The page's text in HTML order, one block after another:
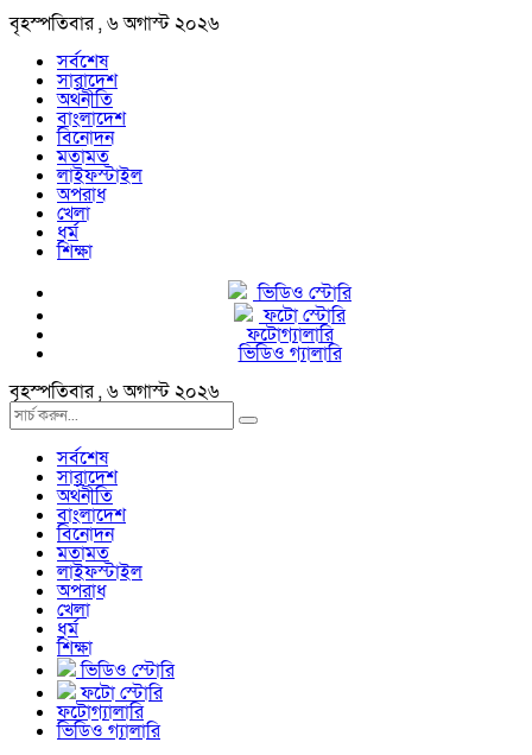
বৃহস্পতিবার , ৬ অগাস্ট ২০২৬
সর্বশেষ
সারাদেশ
অর্থনীতি
বাংলাদেশ
বিনোদন
মতামত
লাইফস্টাইল
অপরাধ
খেলা
ধর্ম
শিক্ষা
ভিডিও স্টোরি
ফটো স্টোরি
ফটোগ্যালারি
ভিডিও গ্যালারি
বৃহস্পতিবার , ৬ অগাস্ট ২০২৬
সর্বশেষ
সারাদেশ
অর্থনীতি
বাংলাদেশ
বিনোদন
মতামত
লাইফস্টাইল
অপরাধ
খেলা
ধর্ম
শিক্ষা
ভিডিও স্টোরি
ফটো স্টোরি
ফটোগ্যালারি
ভিডিও গ্যালারি